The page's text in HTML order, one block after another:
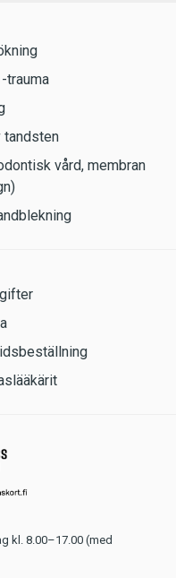
trauma
tandsten
vård, membran
kl. 8.00–17.00 (med